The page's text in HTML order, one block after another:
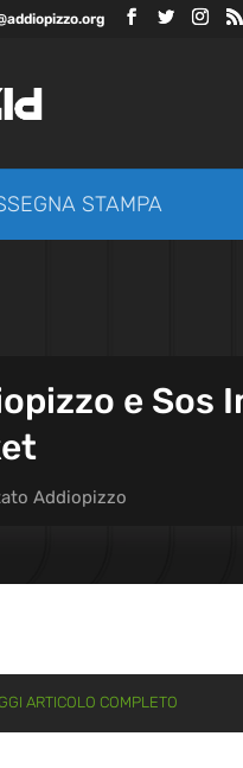
STAMPA
e Sos
Addiopizzo
ARTICOLO COMPLETO